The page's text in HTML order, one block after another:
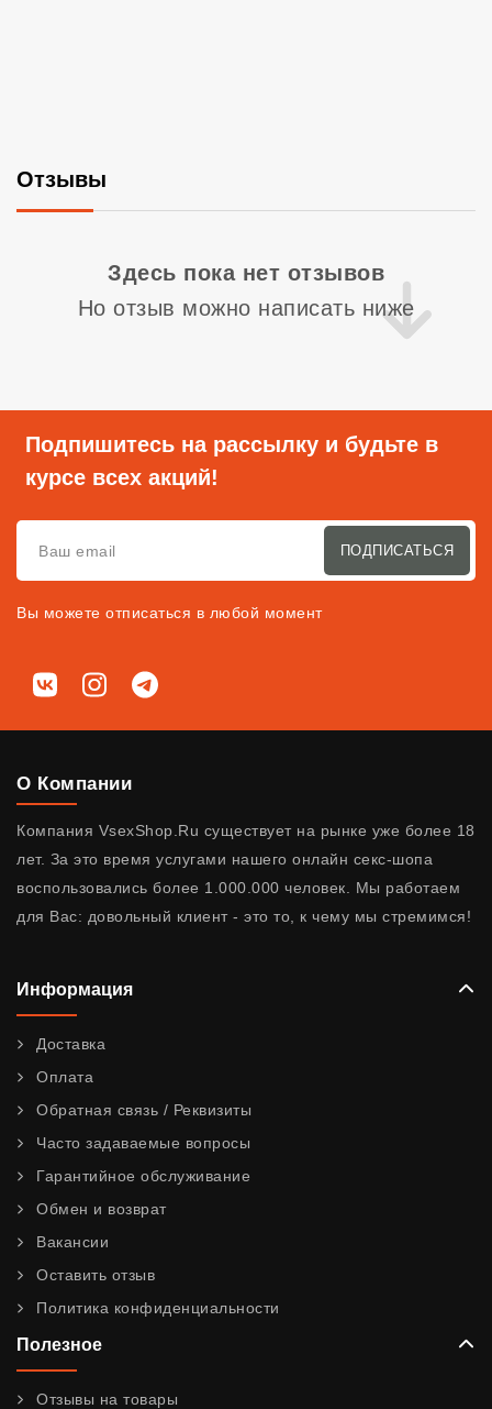
Отзывы
Здесь пока нет отзывов
Но отзыв можно написать ниже
Подпишитесь на рассылку и будьте в
курсе всех акций!
ПОДПИСАТЬСЯ
Вы можете отписаться в любой момент
Мы в соц. сетях
ВКонтактеInstagramTelegram
О Компании
Компания VsexShop.Ru существует на рынке уже более 18
лет. За это время услугами нашего онлайн секс-шопа
воспользовались более 1.000.000 человек. Мы работаем
для Вас: довольный клиент - это то, к чему мы стремимся!
Информация
Доставка
Оплата
Обратная связь / Реквизиты
Часто задаваемые вопросы
Гарантийное обслуживание
Обмен и возврат
Вакансии
Оставить отзыв
Политика конфиденциальности
Полезное
Отзывы на товары